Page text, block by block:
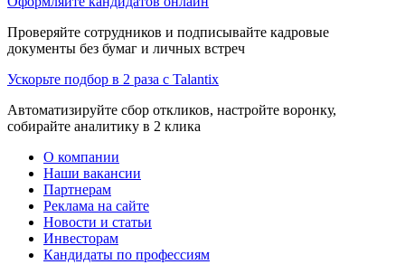
Проверяйте сотрудников и подписывайте кадровые
документы без бумаг и личных встреч
Ускорьте подбор в 2 раза с Talantix
Автоматизируйте сбор откликов, настройте воронку,
собирайте аналитику в 2 клика
О компании
Наши вакансии
Партнерам
Реклама на сайте
Новости и статьи
Инвесторам
Кандидаты по профессиям